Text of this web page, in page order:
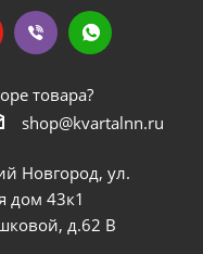
товара?
shop@kvartalnn.ru
Новгород, ул.
дом 43к1
д.62 В